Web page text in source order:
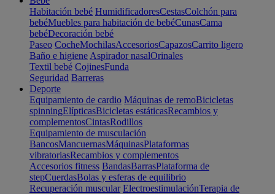
Habitación bebé HumidificadoresCestasColchón para
bebéMuebles para habitación de bebéCunasCama
bebéDecoración bebé
Paseo CocheMochilasAccesoriosCapazosCarrito ligero
Baño e higiene Aspirador nasalOrinales
Textil bebé CojinesFunda
Seguridad Barreras
Deporte
Equipamiento de cardio Máquinas de remoBicicletas
spinningElípticasBicicletas estáticasRecambios y
complementosCintasRodillos
Equipamiento de musculación
BancosMancuernasMáquinasPlataformas
vibratoriasRecambios y complementos
Accesorios fitness BandasBarrasPlataforma de
stepCuerdasBolas y esferas de equilibrio
Recuperación muscular ElectroestimulaciónTerapia de